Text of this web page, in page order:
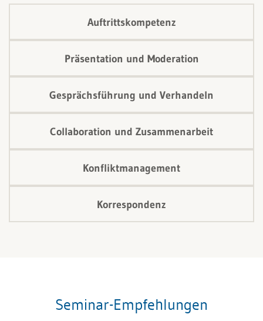
Auftrittskompetenz
Präsentation und Moderation
Gesprächsführung und Verhandeln
Collaboration und Zusammenarbeit
Konfliktmanagement
Korrespondenz
Seminar-Empfehlungen